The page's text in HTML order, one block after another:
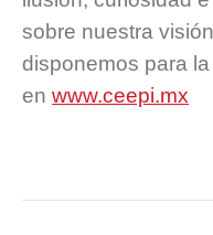
sobre nuestra
disponemos para
en www.ceepi.mx